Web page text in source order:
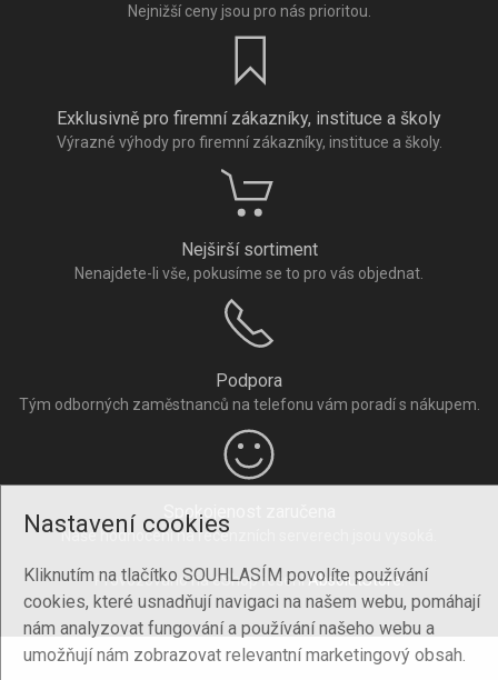
Nastavení cookies
Kliknutím na tlačítko SOUHLASÍM povolíte používání
cookies, které usnadňují navigaci na našem webu, pomáhají
nám analyzovat fungování a používání našeho webu a
umožňují nám zobrazovat relevantní marketingový obsah.
Nejnižší ceny jsou pro nás prioritou.
Exklusivně pro firemní zákazníky, instituce a školy
Výrazné výhody pro firemní zákazníky, instituce a školy.
Nejširší sortiment
Nenajdete-li vše, pokusíme se to pro vás objednat.
Podpora
Tým odborných zaměstnanců na telefonu vám poradí s nákupem.
Spokojenost zaručena
Naše hodnocení na recenzních serverech jsou vysoká.
Provozováno na eShop řešeníAbsolutStore.